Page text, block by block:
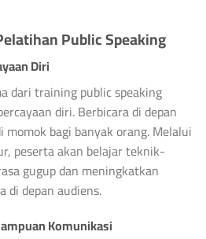
Public Speaking
Diri
dari training public speaking
diri. Berbicara di depan
bagi banyak orang. Melalui
peserta akan belajar teknik-
gugup dan meningkatkan
di depan audiens.
Komunikasi